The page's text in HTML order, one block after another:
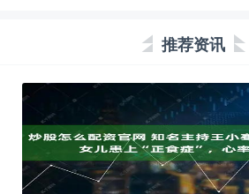
推荐资讯